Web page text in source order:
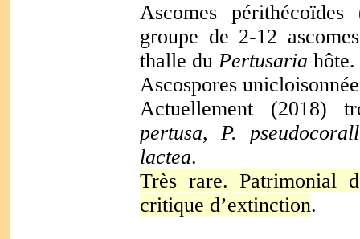
Ascomes
groupe de 2-12
thalle du Pertusaria hôte.
Ascospores
Actuellement
pertusa,P.
lactea.
Très rare. Patrimonial
critique d’extinction.